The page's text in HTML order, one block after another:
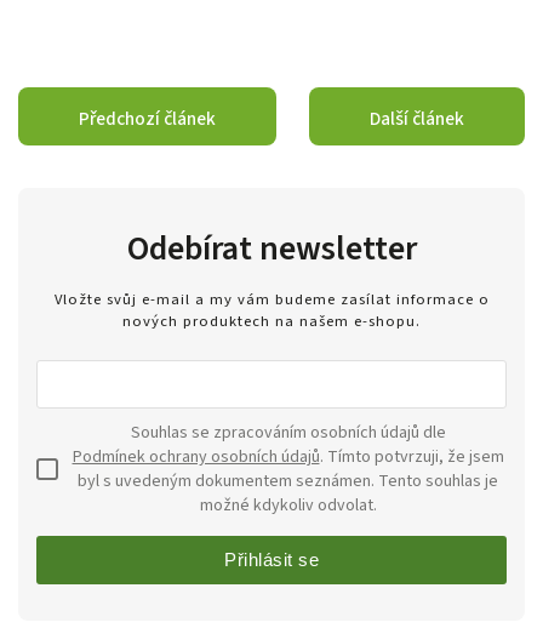
Předchozí článek Další článek
Odebírat newsletter
Vložte svůj e-mail a my vám budeme zasílat informace o
nových produktech na našem e-shopu.
Podmínek ochrany osobních údajů. Tímto potvrzuji, že jsem
byl s uvedeným dokumentem seznámen. Tento souhlas je
možné kdykoliv odvolat.
Přihlásit se